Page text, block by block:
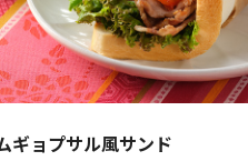
ギョプサル風サンド